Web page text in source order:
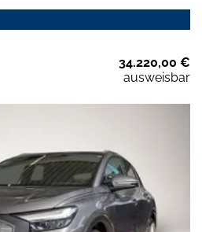
34.220,00 €
ausweisbar